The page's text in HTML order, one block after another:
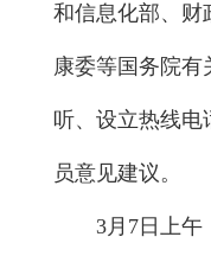
和信息化部、财
康委等国务院有
听、设立热线电
员意见建议。
3月7日上午